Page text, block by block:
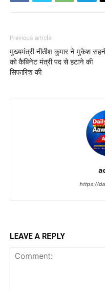
Previous article
मुख्‍यमंत्री नीतीश कुमार ने मुकेश
को कैबिनेट मंत्री पद से हटाने की
सिफारिश की
https://
LEAVE A REPLY